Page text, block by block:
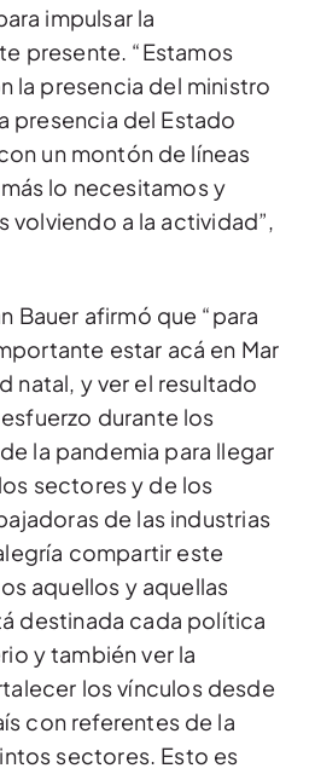
impulsar la
presente. “Estamos
la presencia del ministro
presencia del Estado
un montón de líneas
lo necesitamos y
volviendo a la actividad”,
Bauer afirmó que “para
estar acá en Mar
natal, y ver el resultado
durante los
la pandemia para llegar
sectores y de los
de las industrias
compartir este
aquellos y aquellas
destinada cada política
y también ver la
los vínculos desde
con referentes de la
sectores. Esto es